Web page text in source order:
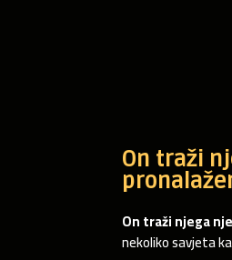
On traži
On traži njega
nekoliko savjeta